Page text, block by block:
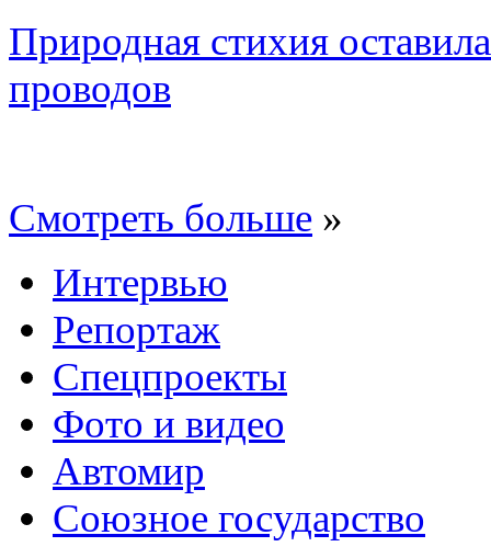
Природная стихия
проводов
Смотреть больше »
Интервью
Репортаж
Спецпроекты
Фото и видео
Автомир
Союзное государство